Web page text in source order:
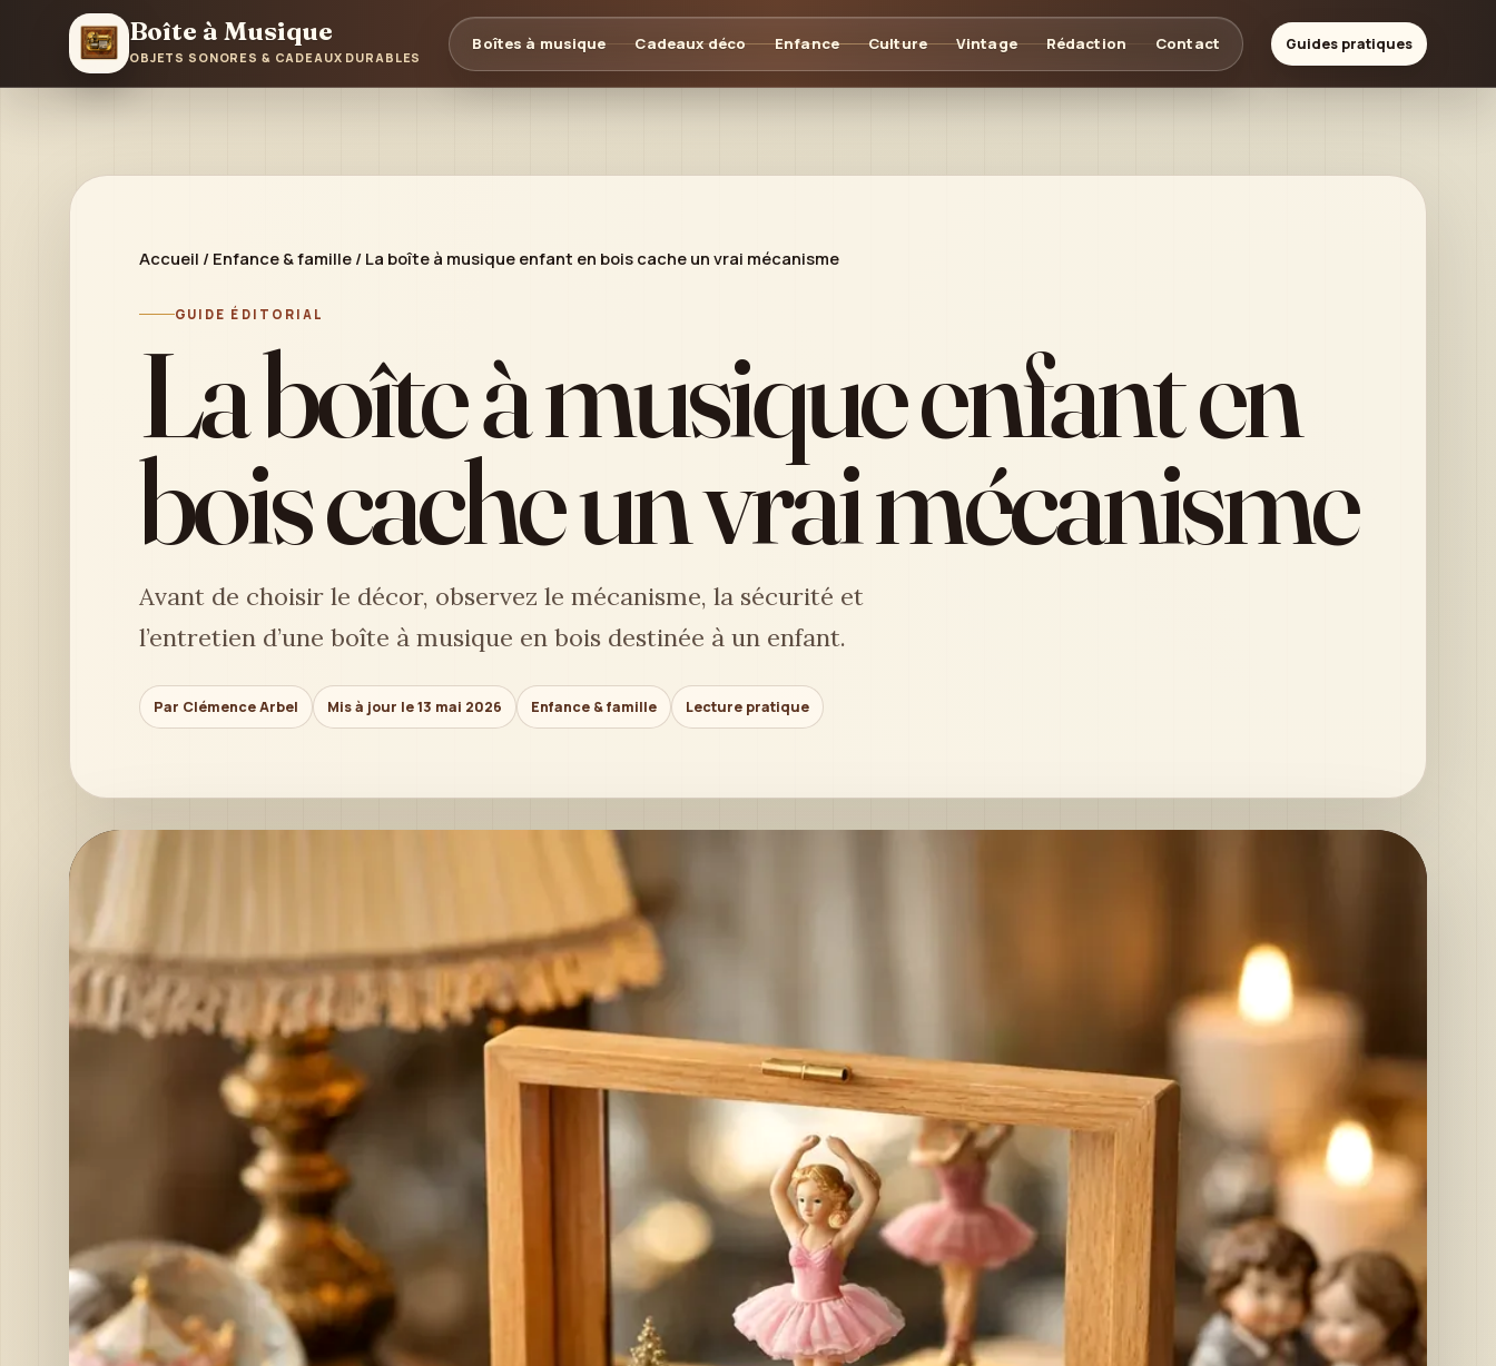
Boîte à Musique
OBJETS SONORES & CADEAUX DURABLES
Boîtes à musique Cadeaux déco Enfance Culture Vintage Rédaction Contact Guides pratiques
Accueil / Enfance & famille / La boîte à musique enfant en bois cache un vrai mécanisme
GUIDE ÉDITORIAL
La boîte à musique enfant en
bois cache un vrai mécanisme
Avant de choisir le décor, observez le mécanisme, la sécurité et
l’entretien d’une boîte à musique en bois destinée à un enfant.
Par Clémence Arbel Mis à jour le 13 mai 2026 Enfance & famille Lecture pratique